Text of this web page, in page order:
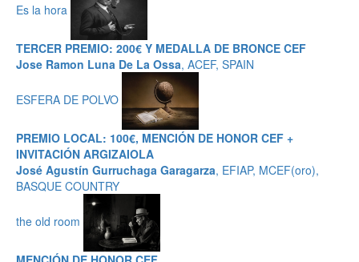
Es la hora
TERCER PREMIO: 200€ Y MEDALLA DE BRONCE CEF
Jose Ramon Luna De La Ossa, ACEF, SPAIN
ESFERA DE POLVO
PREMIO LOCAL: 100€, MENCIÓN DE HONOR CEF +
INVITACIÓN ARGIZAIOLA
José Agustín Gurruchaga Garagarza, EFIAP, MCEF(oro),
BASQUE COUNTRY
the old room